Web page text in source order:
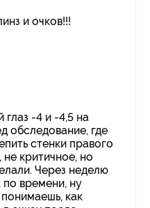
и очков!!!
глаз -4 и -4,5 на
обследование, где
стенки правого
не критичное, но
Через неделю
времени, ну
как